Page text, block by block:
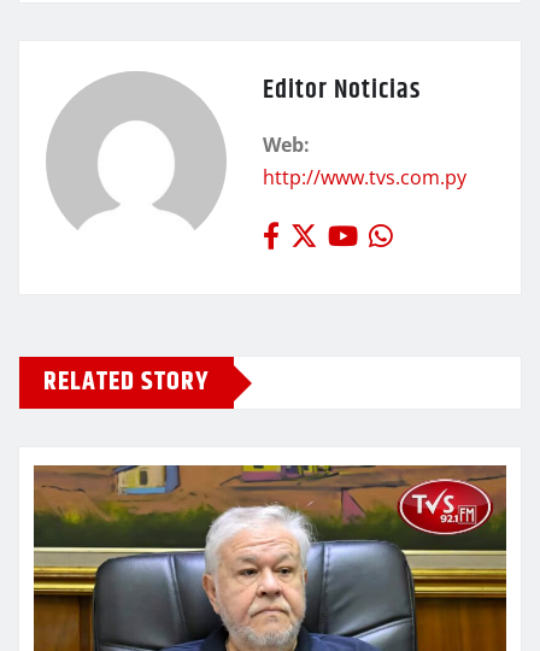
Editor Noticias
Web:
http://www.tvs.com.py
RELATED STORY